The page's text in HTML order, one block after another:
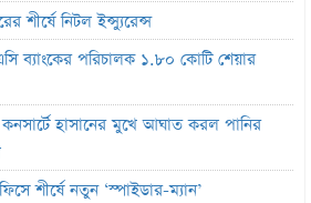
শীর্ষে নিটল ইন্স্যুরেন্স
ব্যাংকের পরিচালক ১.৮০ কোটি শেয়ার
হাসানের মুখে আঘাত করল পানির
শীর্ষে নতুন ‘স্পাইডার-ম্যান’